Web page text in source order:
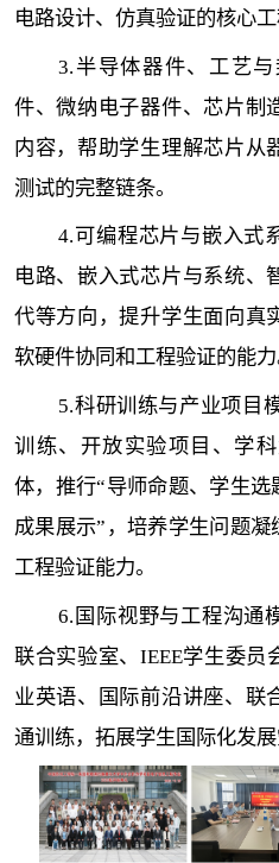
电路设计、仿真验证的核心工
3.半导体器件、工艺
件、微纳电子器件、芯片制
内容，帮助学生理解芯片从
测试的完整链条。
4.可编程芯片与嵌入式
电路、嵌入式芯片与系统、
代等方向，提升学生面向真
软硬件协同和工程验证的能力
5.科研训练与产业项目
训练、开放实验项目、学
体，推行“导师命题、学生选
成果展示”，培养学生问题
工程验证能力。
6.国际视野与工程沟通
联合实验室、IEEE学生委员
业英语、国际前沿讲座、联
通训练，拓展学生国际化发展